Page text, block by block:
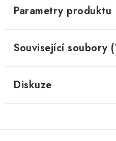
Kontakt O nás OP GDPR
Oboroví ODBORNÍCI
Parametry produktu
Související soubory
Diskuze